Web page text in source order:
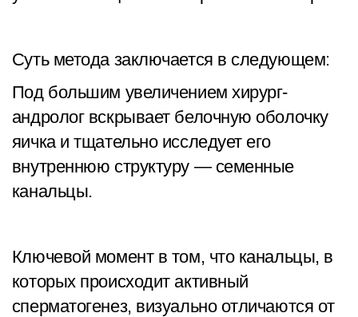
Суть метода заключается в следующем:
Под большим увеличением хирург-
андролог вскрывает белочную оболочку
яичка и тщательно исследует его
внутреннюю структуру — семенные
канальцы.
Ключевой момент в том, что канальцы, в
которых происходит активный
сперматогенез, визуально отличаются от